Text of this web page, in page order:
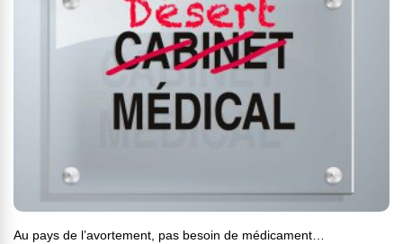
Au pays de l’avortement, pas besoin de médicament…